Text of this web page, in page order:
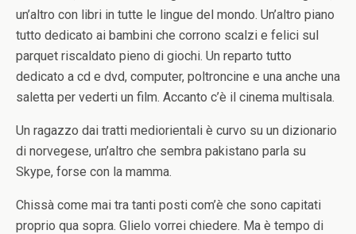
un’altro con libri in tutte le lingue del mondo. Un’altro piano
tutto dedicato ai bambini che corrono scalzi e felici sul
parquet riscaldato pieno di giochi. Un reparto tutto
dedicato a cd e dvd, computer, poltroncine e una anche una
saletta per vederti un film. Accanto c’è il cinema multisala.
Un ragazzo dai tratti mediorientali è curvo su un dizionario
di norvegese, un’altro che sembra pakistano parla su
Skype, forse con la mamma.
Chissà come mai tra tanti posti com’è che sono capitati
proprio qua sopra. Glielo vorrei chiedere. Ma è tempo di